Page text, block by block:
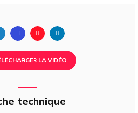
LA VIDÉO
technique